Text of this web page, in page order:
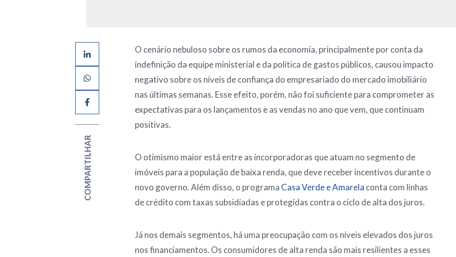
COMPARTILHAR
O cenário nebuloso sobre os rumos da economia, principalmente por conta da
indefinição da equipe ministerial e da política de gastos públicos, causou impacto
negativo sobre os níveis de confiança do empresariado do mercado imobiliário
nas últimas semanas. Esse efeito, porém, não foi suficiente para comprometer as
expectativas para os lançamentos e as vendas no ano que vem, que continuam
positivas.
O otimismo maior está entre as incorporadoras que atuam no segmento de
imóveis para a população de baixa renda, que deve receber incentivos durante o
novo governo. Além disso, o programa Casa Verde e Amarela conta com linhas
de crédito com taxas subsidiadas e protegidas contra o ciclo de alta dos juros.
Já nos demais segmentos, há uma preocupação com os níveis elevados dos juros
nos financiamentos. Os consumidores de alta renda são mais resilientes a esses